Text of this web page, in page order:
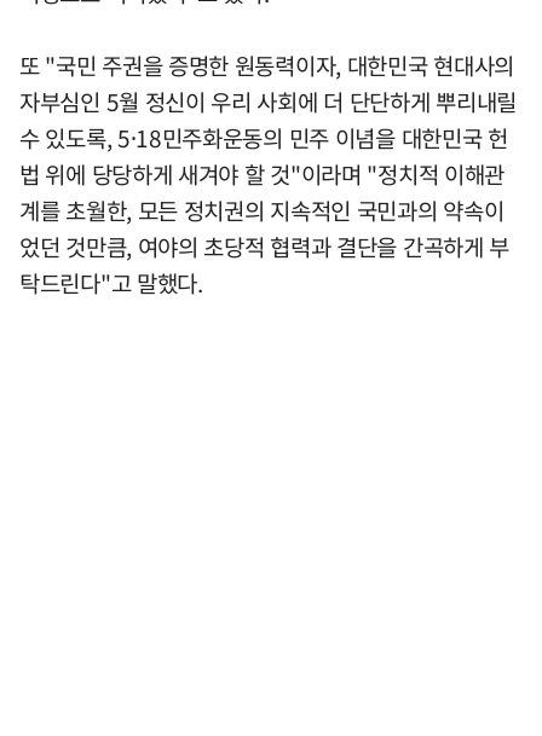
또 "국민 주권을 증명한 원동력이자, 대한민국 현대사의
자부심인 5월 정신이 우리 사회에 더 단단하게 뿌리내릴
수 있도록, 5⸱18민주화운동의 민주 이념을 대한민국 헌
법 위에 당당하게 새겨야 할 것"이라며 "정치적 이해관
계를 초월한, 모든 정치권의 지속적인 국민과의 약속이
었던 것만큼, 여야의 초당적 협력과 결단을 간곡하게 부
탁드린다"고 말했다.